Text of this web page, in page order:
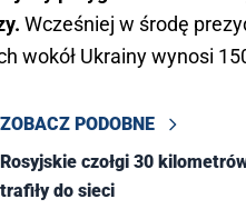
Wcześniej w środę
wokół Ukrainy wynosi
ZOBACZ PODOBNE
Rosyjskie czołgi 30
trafiły do sieci